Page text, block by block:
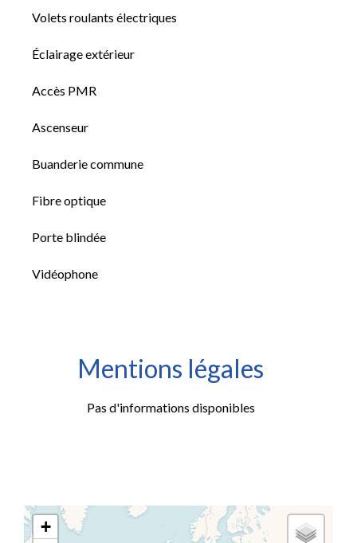
Volets roulants électriques
Éclairage extérieur
Accès PMR
Ascenseur
Buanderie commune
Fibre optique
Porte blindée
Vidéophone
Mentions légales
Pas d'informations disponibles
+